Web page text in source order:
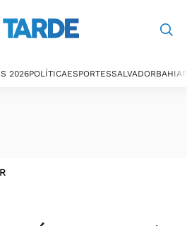
2026POLÍTICAESPORTESSALVADORBAHIA